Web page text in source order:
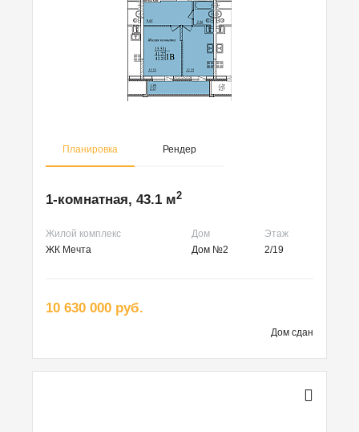
Планировка Рендер
1-комнатная, 43.1 м2
Жилой комплекс Дом
Этаж
ЖК Мечта
Дом №2 2/19
10 630 000 руб.
Дом сдан